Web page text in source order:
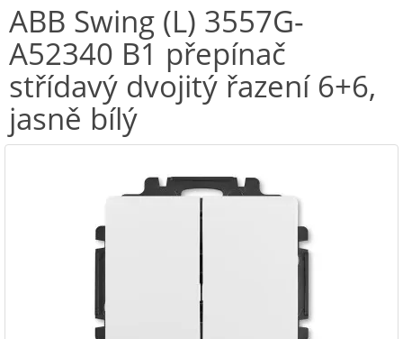
ABB Swing (L) 3557G-
A52340 B1 přepínač
střídavý dvojitý řazení 6+6,
jasně bílý